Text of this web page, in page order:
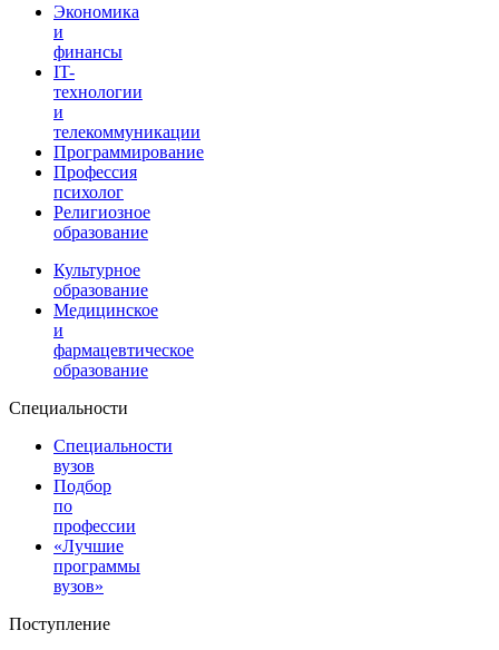
Экономика
и
финансы
IT-
технологии
и
телекоммуникации
Программирование
Профессия
психолог
Религиозное
образование
Культурное
образование
Медицинское
и
фармацевтическое
образование
Специальности
Специальности
вузов
Подбор
по
профессии
«Лучшие
программы
вузов»
Поступление